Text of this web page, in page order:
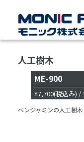
人工樹木
ME-900
¥7,700(税込み) /
ベンジャミンの人工樹木